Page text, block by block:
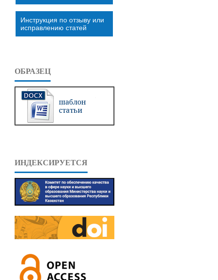
Инструкция по отзыву или
исправлению статей
ОБРАЗЕЦ
ИНДЕКСИРУЕТСЯ